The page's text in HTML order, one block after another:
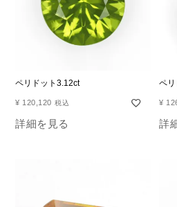
ペリドット3.12ct
¥ 120,120 税込
詳細を見る
ペ
¥
詳